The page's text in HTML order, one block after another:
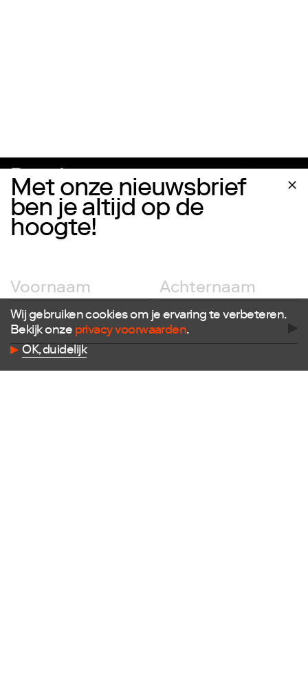
Wij gebruiken cookies om je ervaring te verbeteren.
Bekijk onze privacy voorwaarden.
OK, duidelijk
Volg ons
Facebook
Instagram
Twitter
Met onze nieuwsbrief
ben je altijd op de
hoogte!